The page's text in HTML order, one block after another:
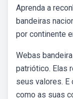
Aprenda a
bandeiras
por continente
Webas
patriótico. Elas
seus valores.
como as suas